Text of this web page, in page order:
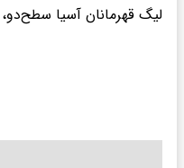
لیگ قهرمانان آسیا